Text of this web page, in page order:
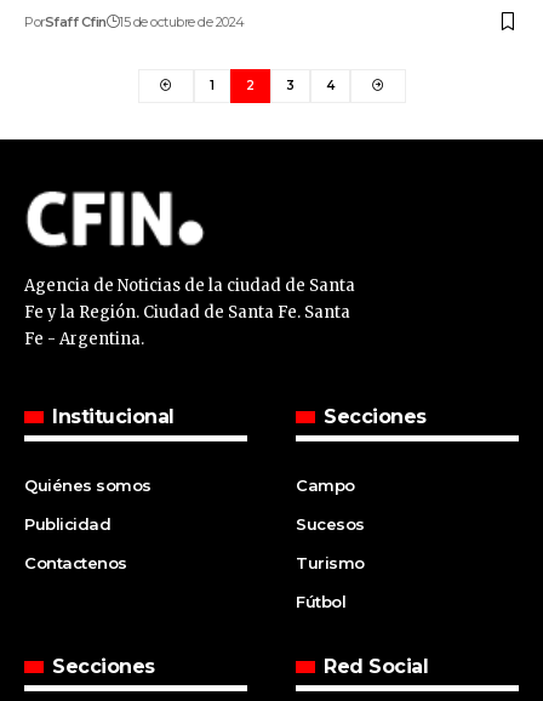
PorSfaff Cfin 15 de octubre de 2024
1 2 3 4
Agencia de Noticias de la ciudad de Santa
Fe y la Región. Ciudad de Santa Fe. Santa
Fe - Argentina.
Institucional
Quiénes somos
Publicidad
Contactenos
Secciones
Campo
Sucesos
Turismo
Fútbol
Secciones Red Social